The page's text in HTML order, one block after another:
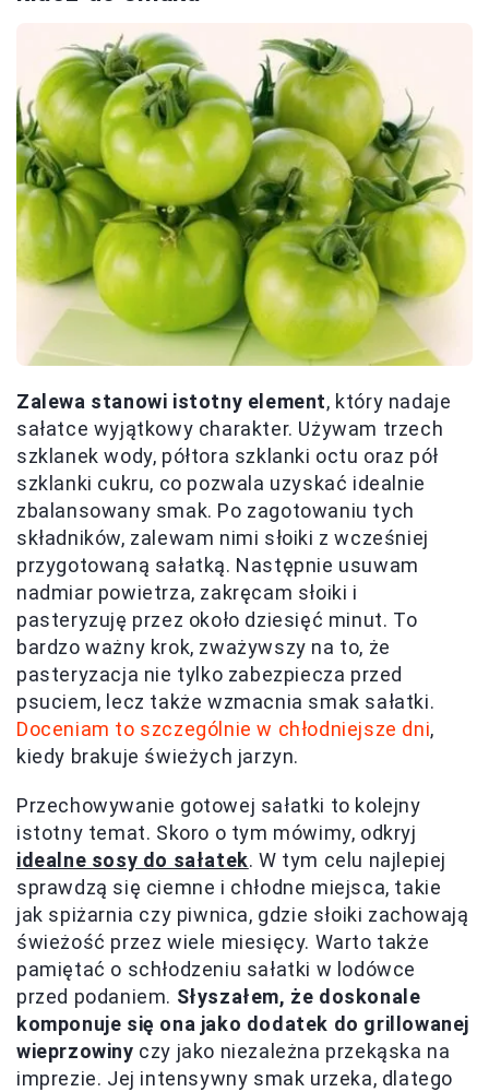
Zalewa stanowi istotny element, który nadaje
sałatce wyjątkowy charakter. Używam trzech
szklanek wody, półtora szklanki octu oraz pół
szklanki cukru, co pozwala uzyskać idealnie
zbalansowany smak. Po zagotowaniu tych
składników, zalewam nimi słoiki z wcześniej
przygotowaną sałatką. Następnie usuwam
nadmiar powietrza, zakręcam słoiki i
pasteryzuję przez około dziesięć minut. To
bardzo ważny krok, zważywszy na to, że
pasteryzacja nie tylko zabezpiecza przed
psuciem, lecz także wzmacnia smak sałatki.
Doceniam to szczególnie w chłodniejsze dni,
kiedy brakuje świeżych jarzyn.
Przechowywanie gotowej sałatki to kolejny
istotny temat. Skoro o tym mówimy, odkryj
idealne sosy do sałatek. W tym celu najlepiej
sprawdzą się ciemne i chłodne miejsca, takie
jak spiżarnia czy piwnica, gdzie słoiki zachowają
świeżość przez wiele miesięcy. Warto także
pamiętać o schłodzeniu sałatki w lodówce
przed podaniem. Słyszałem, że doskonale
komponuje się ona jako dodatek do grillowanej
wieprzowiny czy jako niezależna przekąska na
imprezie. Jej intensywny smak urzeka, dlatego